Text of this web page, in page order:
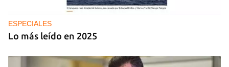
ESPECIALES
Lo más leído en 2025